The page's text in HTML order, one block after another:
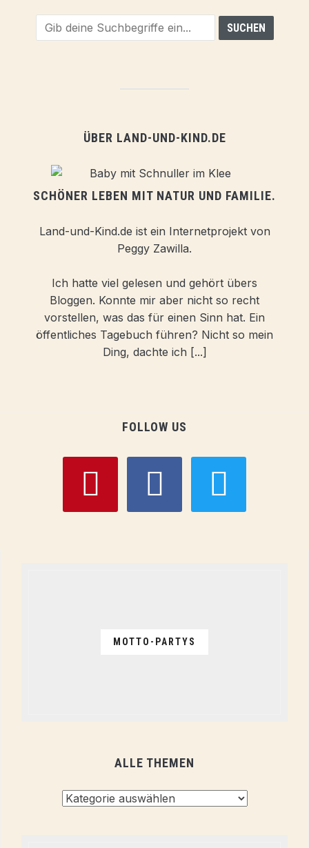
ÜBER LAND-UND-KIND.DE
SCHÖNER LEBEN MIT NATUR UND FAMILIE.
Land-und-Kind.de ist ein Internetprojekt von
Peggy Zawilla.
Ich hatte viel gelesen und gehört übers
Bloggen. Konnte mir aber nicht so recht
vorstellen, was das für einen Sinn hat. Ein
öffentliches Tagebuch führen? Nicht so mein
Ding, dachte ich [...]
FOLLOW US
MOTTO-PARTYS
ALLE THEMEN